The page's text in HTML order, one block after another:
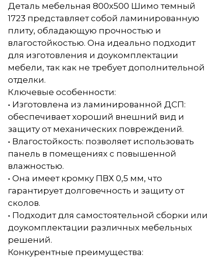
Деталь мебельная 800х500 Шимо темный
1723 представляет собой ламинированную
плиту, обладающую прочностью и
влагостойкостью. Она идеально подходит
для изготовления и доукомплектации
мебели, так как не требует дополнительной
отделки.
Ключевые особенности:
• Изготовлена из ламинированной ДСП:
обеспечивает хороший внешний вид и
защиту от механических повреждений.
• Влагостойкость: позволяет использовать
панель в помещениях с повышенной
влажностью.
• Она имеет кромку ПВХ 0,5 мм, что
гарантирует долговечность и защиту от
сколов.
• Подходит для самостоятельной сборки или
доукомплектации различных мебельных
решений.
Конкурентные преимущества: